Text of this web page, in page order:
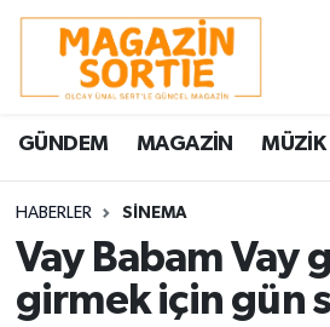
GÜNDEM MAGAZİN MÜZİK
HABERLER SİNEMA
Vay Babam Vay
girmek için gün
Nöbetçi Eczaneler
Hava Durumu
Trafik Durumu
Süper Lig Puan Durumu ve